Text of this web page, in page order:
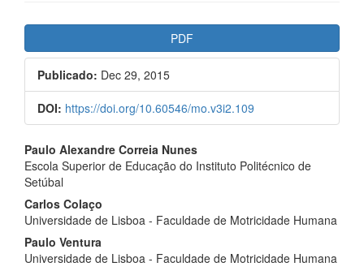
PDF
Publicado: Dec 29, 2015
DOI: https://doi.org/10.60546/mo.v3i2.109
Paulo Alexandre Correia Nunes
Escola Superior de Educação do Instituto Politécnico de
Setúbal
Carlos Colaço
Universidade de Lisboa - Faculdade de Motricidade Humana
Paulo Ventura
Universidade de Lisboa - Faculdade de Motricidade Humana